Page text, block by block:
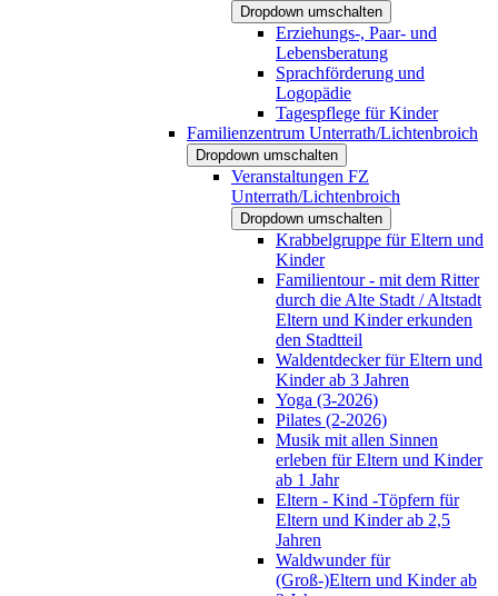
Dropdown umschalten
Erziehungs-, Paar- und
Lebensberatung
Sprachförderung und
Logopädie
Tagespflege für Kinder
Familienzentrum Unterrath/Lichtenbroich
Dropdown umschalten
Veranstaltungen FZ
Unterrath/Lichtenbroich
Dropdown umschalten
Krabbelgruppe für Eltern und
Kinder
Familientour - mit dem Ritter
durch die Alte Stadt / Altstadt
Eltern und Kinder erkunden
den Stadtteil
Waldentdecker für Eltern und
Kinder ab 3 Jahren
Yoga (3-2026)
Pilates (2-2026)
Musik mit allen Sinnen
erleben für Eltern und Kinder
ab 1 Jahr
Eltern - Kind -Töpfern für
Eltern und Kinder ab 2,5
Jahren
Waldwunder für
(Groß-)Eltern und Kinder ab